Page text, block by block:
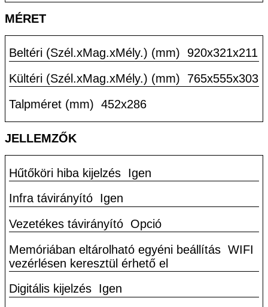
MÉRET
Beltéri (Szél.xMag.xMély.) (mm)
920x321x211
Kültéri (Szél.xMag.xMély.) (mm)
765x555x303
Talpméret (mm) 452x286
JELLEMZŐK
Hűtőköri hiba kijelzés
Igen
Infra távirányító
Igen
Vezetékes távirányító
Opció
Memóriában eltárolható egyéni beállítás WIFI
vezérlésen keresztül érhető el
Digitális kijelzés
Igen